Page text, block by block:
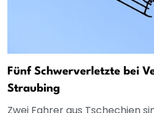
Fünf Schwerverletzte bei
Straubing
Zwei Fahrer aus Tschechien